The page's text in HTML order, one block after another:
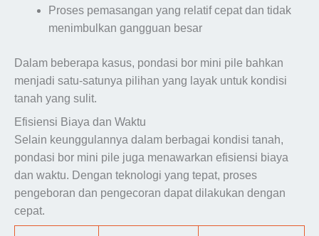
Proses pemasangan yang relatif cepat dan tidak
menimbulkan gangguan besar
Dalam beberapa kasus, pondasi bor mini pile bahkan
menjadi satu-satunya pilihan yang layak untuk kondisi
tanah yang sulit.
Efisiensi Biaya dan Waktu
Selain keunggulannya dalam berbagai kondisi tanah,
pondasi bor mini pile juga menawarkan efisiensi biaya
dan waktu. Dengan teknologi yang tepat, proses
pengeboran dan pengecoran dapat dilakukan dengan
cepat.